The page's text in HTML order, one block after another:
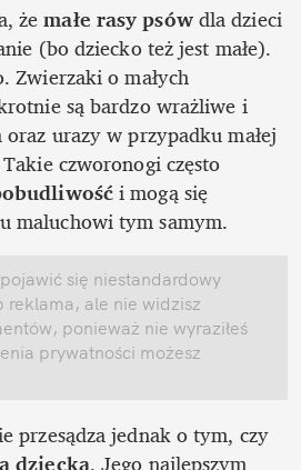
że małe rasy psów dla dzieci
(bo dziecko też jest małe).
Zwierzaki o małych
są bardzo wrażliwe i
urazy w przypadku małej
czworonogi często
i mogą się
maluchowi tym samym.
się niestandardowy
reklama, ale nie widzisz
ponieważ nie wyraziłeś
prywatności możesz
przesądza jednak o tym, czy
dziecka. Jego najlepszym